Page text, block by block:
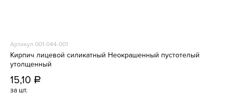
Артикул 001-044-001
Кирпич лицевой силикатный Неокрашенный пустотелый
утолщенный
15,10 a
за шт.